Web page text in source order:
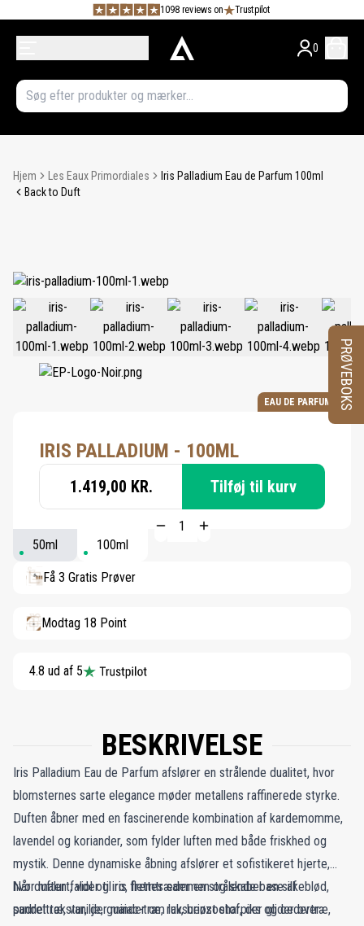
1098 reviews on Trustpilot
0
Hjem Les Eaux Primordiales
Iris Palladium Eau de Parfum 100ml
Back to Duft
EAU DE PARFUM
IRIS PALLADIUM - 100ML
1.419,00 KR. Tilføj til kurv
50ml 100ml
Få 3 Gratis Prøver
Modtag 18 Point
4.8 ud af 5
BESKRIVELSE
Iris Palladium Eau de Parfum afslører en strålende dualitet, hvor
blomsternes sarte elegance møder metallens raffinerede styrke.
Duften åbner med en fascinerende kombination af kardemomme,
lavendel og koriander, som fylder luften med både friskhed og
mystik. Denne dynamiske åbning afslører et sofistikeret hjerte,
hvor malurt, viol og iris flettes sammen og skaber en silkeblød,
pudret tekstur, der minder om luksuriøst stof, der glider over
Når duften falder til ro, fremtræder en strålende base af
sandeltræ, vanilje, guaiac-træ, rav, benzoeharpiks og cedertræ,
PRØVEBOKS